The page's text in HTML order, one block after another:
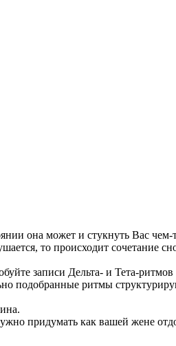
она может и стукнуть Вас чем-
то происходит сочетание
записи Дельта- и Тета-
подобранные ритмы
придумать как вашей жене